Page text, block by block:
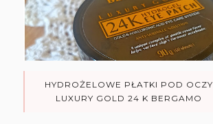
HYDROŻELOWE PŁATKI POD OCZY
LUXURY GOLD 24 K BERGAMO